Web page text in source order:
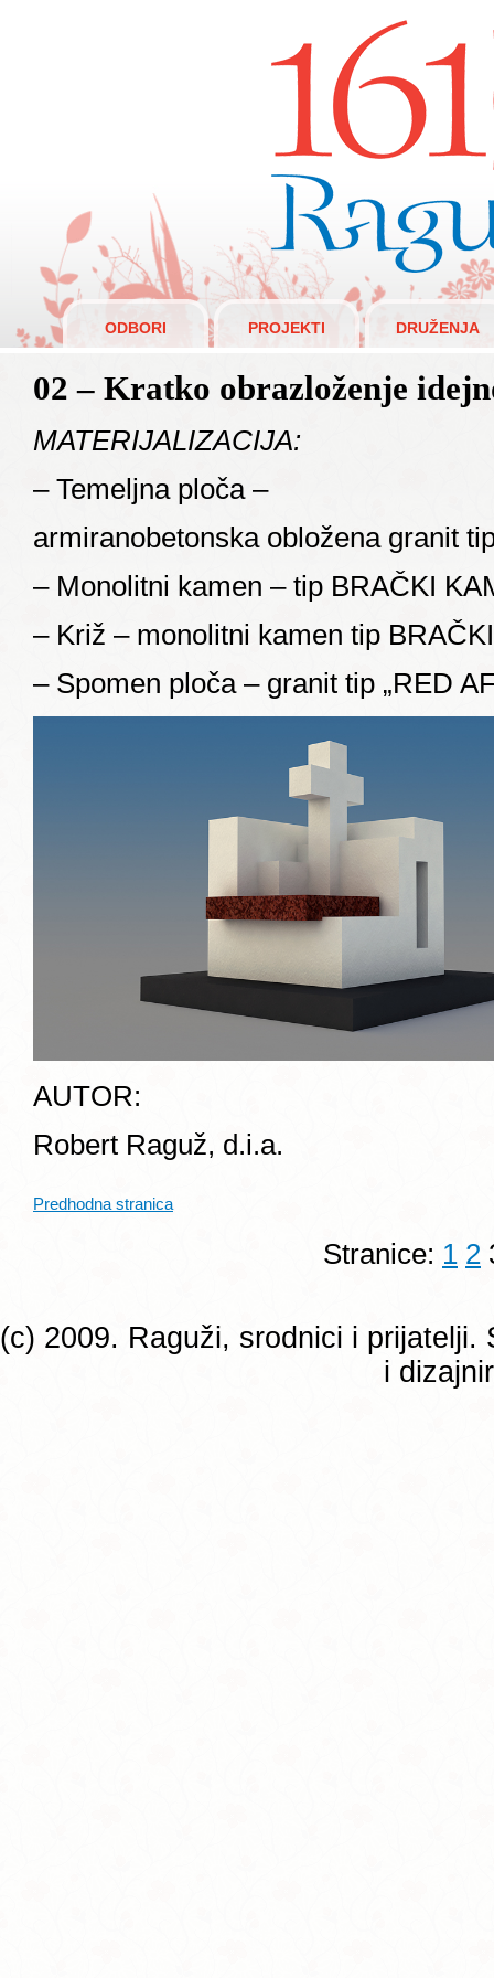
Raguži 1610.
ODBORI PROJEKTI DRUŽENJA
02 – Kratko obrazloženje
MATERIJALIZACIJA:
– Temeljna ploča –
armiranobetonska obložena granit
– Monolitni kamen – tip BRAČKI
– Križ – monolitni kamen tip
– Spomen ploča – granit tip „RED
AUTOR:
Robert Raguž, d.i.a.
Predhodna stranica
Stranice: 1 2
(c) 2009. Raguži, srodnici i
i